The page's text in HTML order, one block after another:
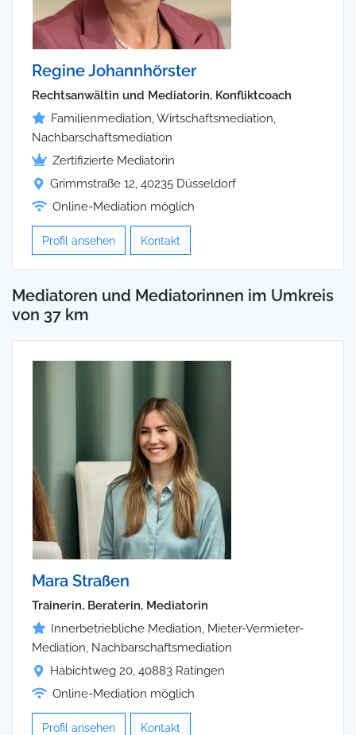
Regine Johannhörster
Rechtsanwältin und Mediatorin, Konfliktcoach
Familienmediation, Wirtschaftsmediation,
Nachbarschaftsmediation
Zertifizierte Mediatorin
Grimmstraße 12, 40235 Düsseldorf
Online-Mediation möglich
Profil ansehen Kontakt
Mediatoren und Mediatorinnen im Umkreis
von 37 km
Mara Straßen
Trainerin, Beraterin, Mediatorin
Innerbetriebliche Mediation, Mieter-Vermieter-
Mediation, Nachbarschaftsmediation
Habichtweg 20, 40883 Ratingen
Online-Mediation möglich
Profil ansehen Kontakt